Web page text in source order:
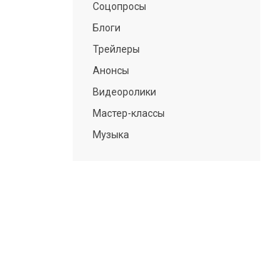
Соцопросы
Блоги
Трейлеры
Анонсы
Видеоролики
Мастер-классы
Музыка